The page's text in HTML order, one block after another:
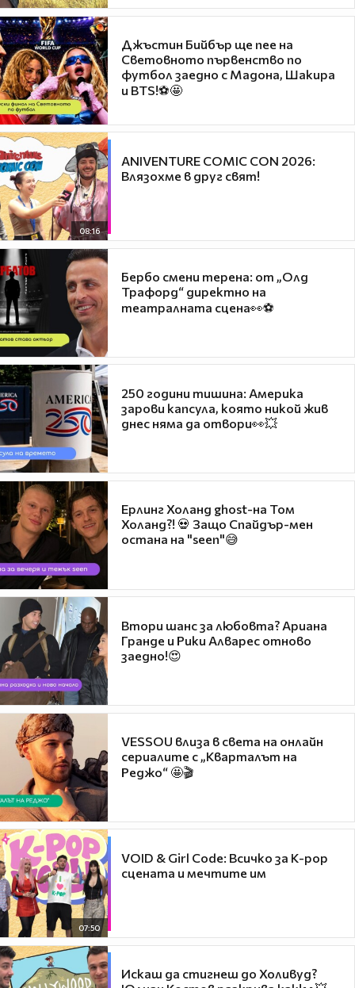
Джъстин Бийбър ще пее на
Световното първенство по
футбол заедно с Мадона, Шакира
и BTS!⚽🤩
08:16
ANIVENTURE COMIC CON 2026:
Влязохме в друг свят!
Бербо смени терена: от „Олд
Трафорд“ директно на
театралната сцена👀⚽
250 години тишина: Америка
зарови капсула, която никой жив
днес няма да отвори👀💥
Ерлинг Холанд ghost-на Том
Холанд?! 💀 Защо Спайдър-мен
остана на "seen"😅
Втори шанс за любовта? Ариана
Гранде и Рики Алварес отново
заедно!😍
VESSOU влиза в света на онлайн
сериалите с „Кварталът на
Реджо“ 🤩🎬
07:50
VOID & Girl Code: Всичко за K-pop
сцената и мечтите им
Искаш да стигнеш до Холивуд?